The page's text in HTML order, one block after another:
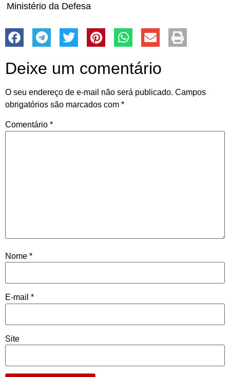
Ministério da Defesa
Deixe um comentário
O seu endereço de e-mail não será publicado. Campos
obrigatórios são marcados com *
Comentário *
Nome *
E-mail *
Site